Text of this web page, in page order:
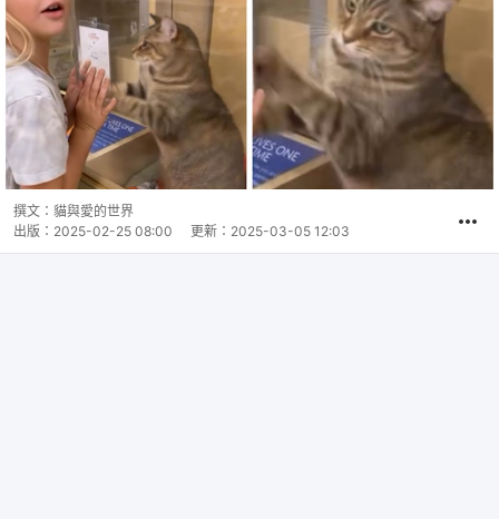
撰文： 貓與愛的世界
出版： 2025-02-25 08:00 更新： 2025-03-05 12:03